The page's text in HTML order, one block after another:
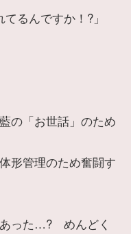
るんですか！?」
の「お世話」のため
形管理のため奮闘す
あった…? めんどく